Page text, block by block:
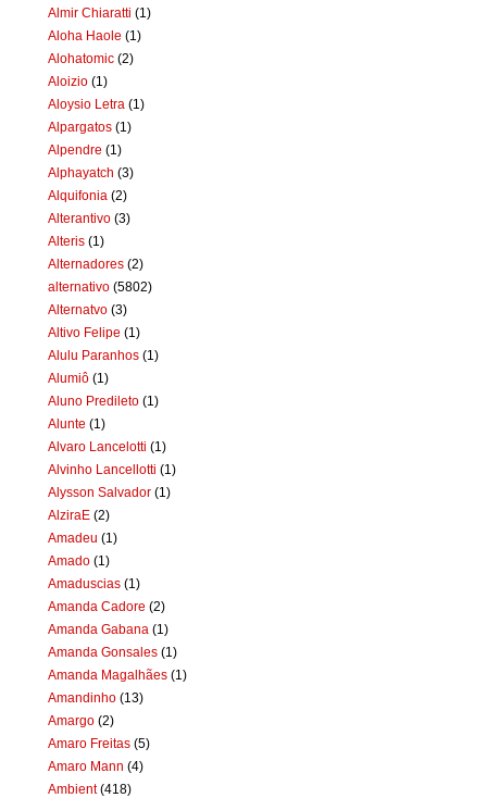
Almir Chiaratti (1)
Aloha Haole (1)
Alohatomic (2)
Aloizio (1)
Aloysio Letra (1)
Alpargatos (1)
Alpendre (1)
Alphayatch (3)
Alquifonia (2)
Alterantivo (3)
Alteris (1)
Alternadores (2)
alternativo (5802)
Alternatvo (3)
Altivo Felipe (1)
Alulu Paranhos (1)
Alumiô (1)
Aluno Predileto (1)
Alunte (1)
Alvaro Lancelotti (1)
Alvinho Lancellotti (1)
Alysson Salvador (1)
AlziraE (2)
Amadeu (1)
Amado (1)
Amaduscias (1)
Amanda Cadore (2)
Amanda Gabana (1)
Amanda Gonsales (1)
Amanda Magalhães (1)
Amandinho (13)
Amargo (2)
Amaro Freitas (5)
Amaro Mann (4)
Ambient (418)